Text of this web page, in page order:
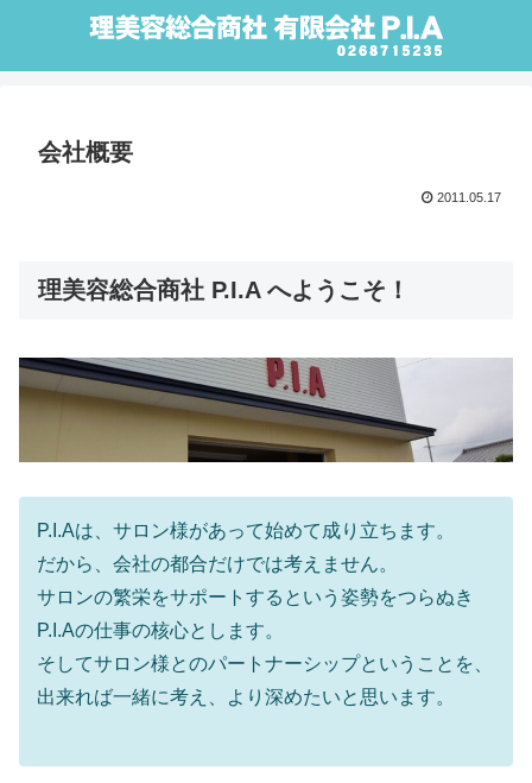
会社概要
2011.05.17
理美容総合商社 P.I.A へようこそ！
P.I.Aは、サロン様があって始めて成り立ちます。
だから、会社の都合だけでは考えません。
サロンの繁栄をサポートするという姿勢をつらぬき
P.I.Aの仕事の核心とします。
そしてサロン様とのパートナーシップということを、
出来れば一緒に考え、より深めたいと思います。